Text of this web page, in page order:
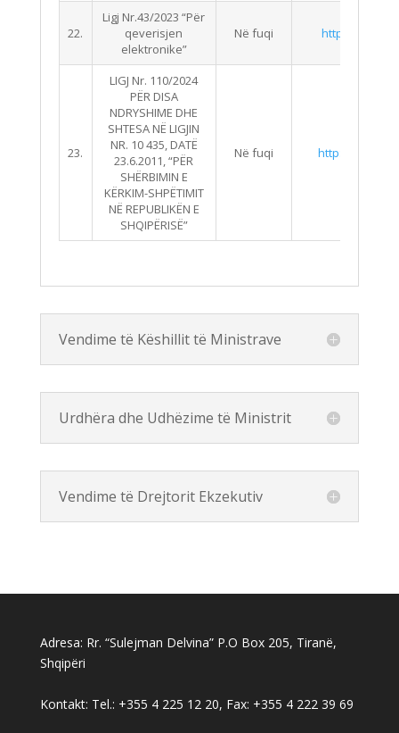
22.
Ligj Nr.43/2023 “Për
qeverisjen
elektronike”
Në fuqi http://
23.
LIGJ Nr. 110/2024
PËR DISA
NDRYSHIME DHE
SHTESA NË LIGJIN
NR. 10 435, DATË
23.6.2011, “PËR
SHËRBIMIN E
KËRKIM-SHPËTIMIT
NË REPUBLIKËN E
SHQIPËRISË”
Në fuqi http://
Vendime të Këshillit të Ministrave
Urdhëra dhe Udhëzime të Ministrit
Vendime të Drejtorit Ekzekutiv
Adresa: Rr. “Sulejman Delvina” P.O Box 205, Tiranë,
Shqipëri
Kontakt: Tel.: +355 4 225 12 20, Fax: +355 4 222 39 69